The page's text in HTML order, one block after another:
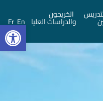
الخريجون
والدراسات العليا En
Fr